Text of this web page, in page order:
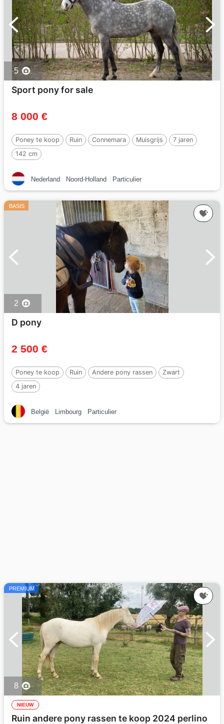
5
Sport pony for sale
8 000 €
Poney te koop Ruin Connemara Muisgrijs
7 jaren
142 cm
Nederland Noord-Holland Particulier
BASIS
2
D pony
2 500 €
Poney te koop Ruin Andere pony rassen
Zwart
4 jaren
België Limbourg Particulier
PREMIUM
8
NIEUW
Ruin andere pony rassen te koop 2024 perlino